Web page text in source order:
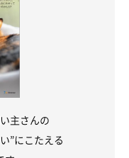
主さんの
”にこたえる